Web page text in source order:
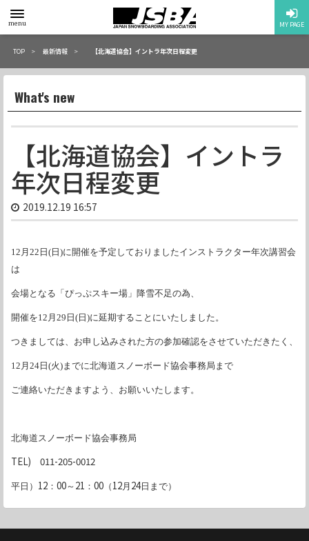
toggle
menu
menu MY PAGE
TOP 最新情報 【北海道協会】イントラ年次日程変更
What's new
【北海道協会】イントラ
年次日程変更
2019.12.19 16:57
12月22日(日)に開催を予定しておりましたインストラクター年次講習会
は
会場となる「ぴっぷスキー場」降雪不足の為、
開催を12月29日(日)に延期することにいたしました。
つきましては、お申し込みされた方の参加確認をさせていただきたく、
12月24日(火)までに北海道スノーボード協会事務局まで
ご連絡いただきますよう、 お願いいたします。
北海道スノーボード協会事務局
TEL) 011-205-0012
平日） 12 ： 00～ 21 ： 00 （ 12月 24日まで）